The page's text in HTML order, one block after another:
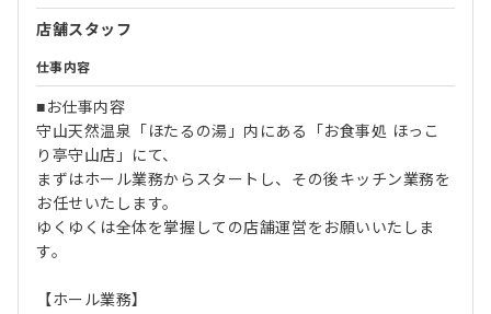
店舗スタッフ
仕事内容
■お仕事内容
守山天然温泉「ほたるの湯」内にある「お食事処 ほっこ
り亭守山店」にて、
まずはホール業務からスタートし、その後キッチン業務を
お任せいたします。
ゆくゆくは全体を掌握しての店舗運営をお願いいたしま
す。
【ホール業務】